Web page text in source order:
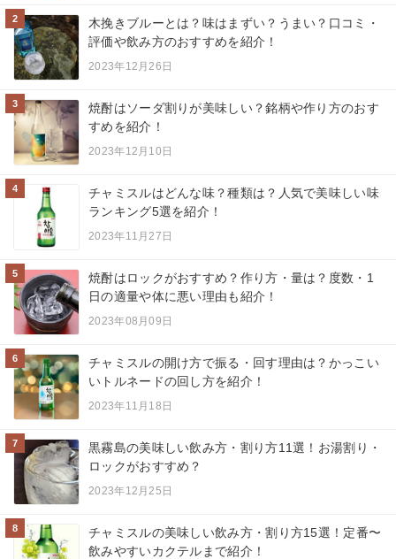
2
木挽きブルーとは？味はまずい？うまい？口コミ・
評価や飲み方のおすすめを紹介！
2023年12月26日
3
焼酎はソーダ割りが美味しい？銘柄や作り方のおす
すめを紹介！
2023年12月10日
4
チャミスルはどんな味？種類は？人気で美味しい味
ランキング5選を紹介！
2023年11月27日
5
焼酎はロックがおすすめ？作り方・量は？度数・1
日の適量や体に悪い理由も紹介！
2023年08月09日
6
チャミスルの開け方で振る・回す理由は？かっこい
いトルネードの回し方を紹介！
2023年11月18日
7
黒霧島の美味しい飲み方・割り方11選！お湯割り・
ロックがおすすめ？
2023年12月25日
8
チャミスルの美味しい飲み方・割り方15選！定番〜
飲みやすいカクテルまで紹介！